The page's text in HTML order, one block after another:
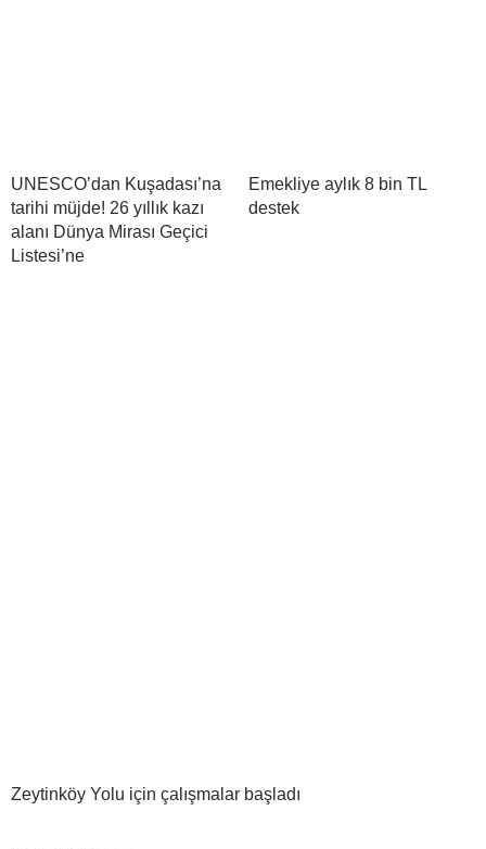
UNESCO’dan Kuşadası’na
tarihi müjde! 26 yıllık kazı
alanı Dünya Mirası Geçici
Listesi’ne
Emekliye aylık 8 bin TL
destek
Zeytinköy Yolu için çalışmalar başladı